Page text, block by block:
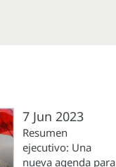
7 Jun 2023
Resumen
ejecutivo: Una
nueva agenda para